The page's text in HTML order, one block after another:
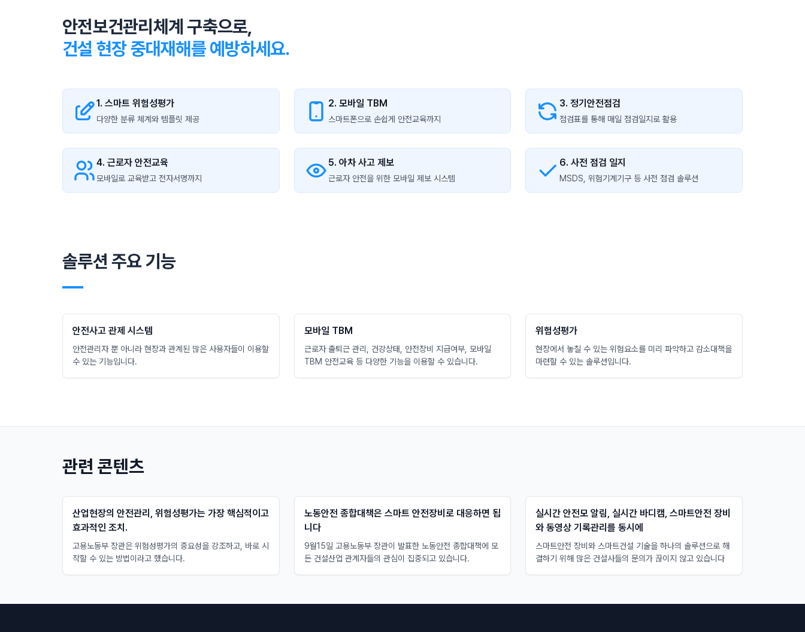
안전보건관리체계 구축으로,
건설 현장 중대재해를 예방하세요.
1. 스마트 위험성평가
다양한 분류 체계와 템플릿 제공
2. 모바일 TBM
스마트폰으로 손쉽게 안전교육까지
3. 정기안전점검
점검표를 통해 매일 점검일지로 활용
4. 근로자 안전교육
모바일로 교육받고 전자서명까지
5. 아차 사고 제보
근로자 안전을 위한 모바일 제보 시스템
6. 사전 점검 일지
MSDS, 위험기계기구 등 사전 점검 솔루션
솔루션 주요 기능
―
안전사고 관제 시스템
안전관리자 뿐 아니라 현장과 관계된 많은 사용자들이 이용할
수 있는 기능입니다.
모바일 TBM
근로자 출퇴근 관리, 건강상태, 안전장비 지급여부, 모바일
TBM 안전교육 등 다양한 기능을 이용할 수 있습니다.
위험성평가
현장에서 놓칠 수 있는 위험요소를 미리 파악하고 감소대책을
마련할 수 있는 솔루션입니다.
관련 콘텐츠
산업현장의 안전관리, 위험성평가는 가장 핵심적이고
효과적인 조치.
고용노동부 장관은 위험성평가의 중요성을 강조하고, 바로 시
작할 수 있는 방법이라고 했습니다.
노동안전 종합대책은 스마트 안전장비로 대응하면 됩
니다
9월15일 고용노동부 장관이 발표한 노동안전 종합대책에 모
든 건설산업 관계자들의 관심이 집중되고 있습니다.
실시간 안전모 알림, 실시간 바디캠, 스마트안전 장비
와 동영상 기록관리를 동시에
스마트안전 장비와 스마트건설 기술을 하나의 솔루션으로 해
결하기 위해 많은 건설사들의 문의가 끊이지 않고 있습니다